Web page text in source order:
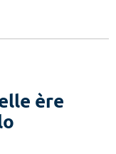
ère